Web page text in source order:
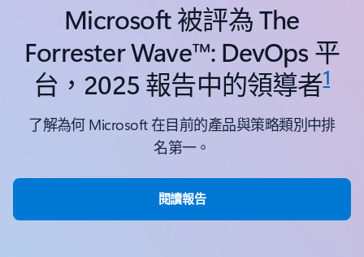
Microsoft 被評為 The
Forrester Wave™: DevOps 平
台，2025 報告中的領導者1
了解為何 Microsoft 在目前的產品與策略類別中排
名第一。
閱讀報告